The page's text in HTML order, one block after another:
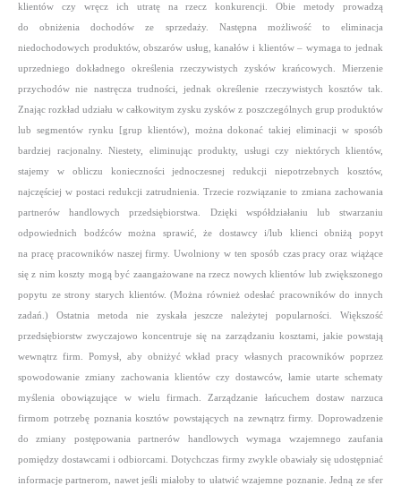
klientów czy wręcz ich utratę na rzecz konkurencji. Obie metody prowadzą
do obniżenia dochodów ze sprzedaży. Następna możliwość to eliminacja
niedochodowych produktów, obszarów usług, kanałów i klientów – wymaga to jednak
uprzedniego dokładnego określenia rzeczywistych zysków krańcowych. Mierzenie
przychodów nie nastręcza trudności, jednak określenie rzeczywistych kosztów tak.
Znając rozkład udziału w całkowitym zysku zysków z poszczególnych grup produktów
lub segmentów rynku [grup klientów), można dokonać takiej eliminacji w sposób
bardziej racjonalny. Niestety, eliminując produkty, usługi czy niektórych klientów,
stajemy w obliczu konieczności jednoczesnej redukcji niepotrzebnych kosztów,
najczęściej w postaci redukcji zatrudnienia. Trzecie rozwiązanie to zmiana zachowania
partnerów handlowych przedsiębiorstwa. Dzięki współdziałaniu lub stwarzaniu
odpowiednich bodźców można sprawić, że dostawcy i/lub klienci obniżą popyt
na pracę pracowników naszej firmy. Uwolniony w ten sposób czas pracy oraz wiążące
się z nim koszty mogą być zaangażowane na rzecz nowych klientów lub zwiększonego
popytu ze strony starych klientów. (Można również odesłać pracowników do innych
zadań.) Ostatnia metoda nie zyskała jeszcze należytej popularności. Większość
przedsiębiorstw zwyczajowo koncentruje się na zarządzaniu kosztami, jakie powstają
wewnątrz firm. Pomysł, aby obniżyć wkład pracy własnych pracowników poprzez
spowodowanie zmiany zachowania klientów czy dostawców, łamie utarte schematy
myślenia obowiązujące w wielu firmach. Zarządzanie łańcuchem dostaw narzuca
firmom potrzebę poznania kosztów powstających na zewnątrz firmy. Doprowadzenie
do zmiany postępowania partnerów handlowych wymaga wzajemnego zaufania
pomiędzy dostawcami i odbiorcami. Dotychczas firmy zwykle obawiały się udostępniać
informacje partnerom, nawet jeśli miałoby to ułatwić wzajemne poznanie. Jedną ze sfer